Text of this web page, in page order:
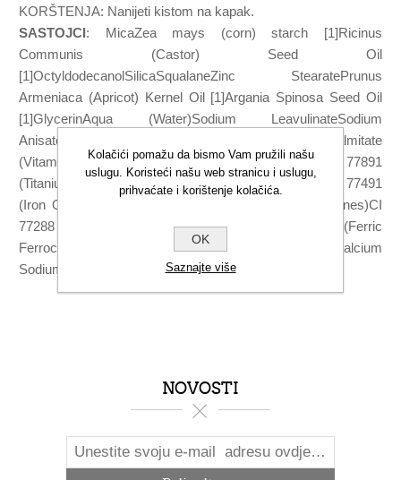
KORŠTENJA: Nanijeti kistom na kapak.
SASTOJCI: MicaZea mays (corn) starch [1]Ricinus
Communis (Castor) Seed Oil
[1]OctyldodecanolSilicaSqualaneZinc StearatePrunus
Armeniaca (Apricot) Kernel Oil [1]Argania Spinosa Seed Oil
[1]GlycerinAqua (Water)Sodium LeavulinateSodium
AnisateLecithinTocopherol (Vitamin E)Ascorbyl Palmitate
(Vitamin C)Citric AcidMože sadržavati (+/-): Ci 77891
(Titanium Dioxide)Ci 75470Ci 77492 (Iron Oxides)Ci 77491
(Iron Oxide)Ci 77499 (Iron Oxide)Ci 77007 (Ultramarines)CI
77288 (chromium oxide green)CI 77510 (Ferric
Ferrocyanide)Ci 77742 (Manganese Violet)TalcKaolinCalcium
Sodium BorosilicateTin Oxide* (1) iz organskog uzgoja
NOVOSTI
Kolačići pomažu da bismo Vam pružili našu
uslugu. Koristeći našu web stranicu i uslugu,
prihvaćate i korištenje kolačića.
OK
Saznajte više